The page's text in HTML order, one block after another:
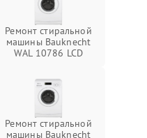
Ремонт стиральной
машины Bauknecht
WAL 10786 LCD
Ремонт стиральной
машины Bauknecht